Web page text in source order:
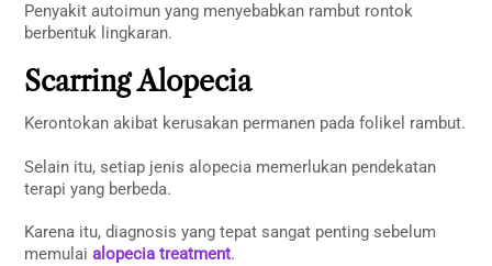
Penyakit autoimun yang menyebabkan rambut rontok
berbentuk lingkaran.
Scarring Alopecia
Kerontokan akibat kerusakan permanen pada folikel rambut.
Selain itu, setiap jenis alopecia memerlukan pendekatan
terapi yang berbeda.
Karena itu, diagnosis yang tepat sangat penting sebelum
memulaialopecia treatment.